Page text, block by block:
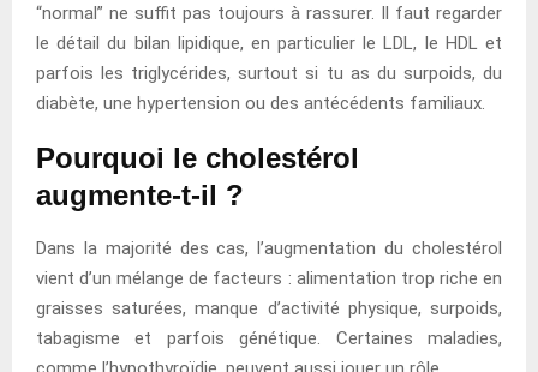
“normal” ne suffit pas toujours à rassurer. Il faut regarder
le détail du bilan lipidique, en particulier le LDL, le HDL et
parfois les triglycérides, surtout si tu as du surpoids, du
diabète, une hypertension ou des antécédents familiaux.
Pourquoi le cholestérol
augmente-t-il ?
Dans la majorité des cas, l’augmentation du cholestérol
vient d’un mélange de facteurs : alimentation trop riche en
graisses saturées, manque d’activité physique, surpoids,
tabagisme et parfois génétique. Certaines maladies,